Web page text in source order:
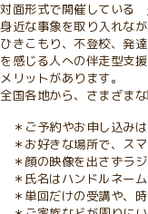
対面形式で開催している
身近な事象を取り入れな
ひきこもり、不登校、発
を感じる人への伴走型支
メリットがあります。
全国各地から、さまざま
＊ご予約やお申し込み
＊お好きな場所で、ス
＊顔の映像を出さずラ
＊氏名はハンドルネー
＊単回だけの受講や、